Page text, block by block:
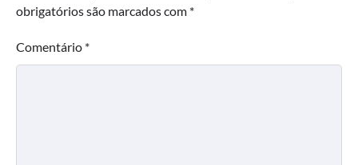
obrigatórios são marcados com *
Comentário *